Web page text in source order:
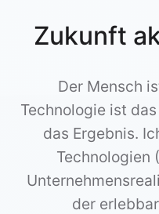
Zukunft
Der Mensch
Technologie ist
das Ergebnis.
Technologien
der